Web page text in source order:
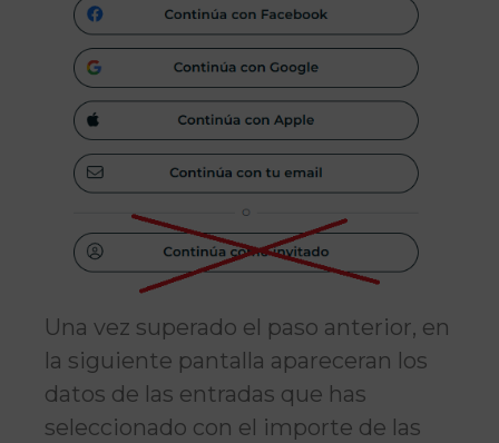
Una vez superado el paso anterior, en
la siguiente pantalla apareceran los
datos de las entradas que has
seleccionado con el importe de las